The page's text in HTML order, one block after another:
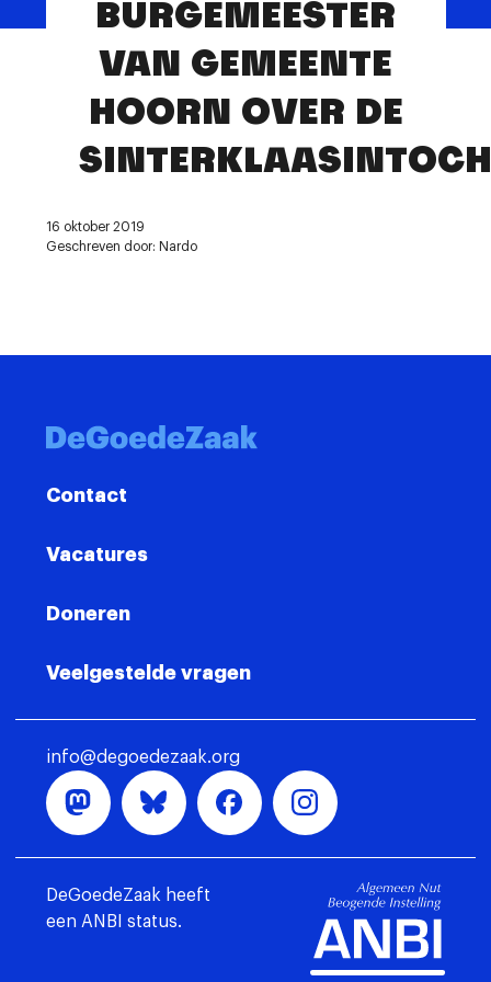
ContactBURGEMEESTER
VAN GEMEENTE
HOORN OVER DE
16 oktober 2019
Geschreven door: Nardo
Contact
Vacatures
Doneren
Veelgestelde vragen
info@degoedezaak.org
DeGoedeZaak heeft
een ANBI status.